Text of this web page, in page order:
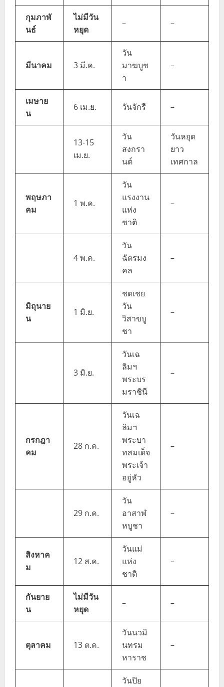
กุมภาพั
นธ์
ไม่มีวัน
หยุด
– –
มีนาคม 3 มี.ค.
วัน
มาฆบูช
า
–
เมษาย
น
6 เม.ย. วันจักรี –
13-15
เม.ย.
วัน
สงกรา
นต์
วันหยุด
ยาว
เทศกาล
พฤษภา
คม
1 พ.ค.
วัน
แรงงาน
แห่ง
ชาติ
–
4 พ.ค.
วัน
ฉัตรมง
คล
–
มิถุนาย
น
1 มิ.ย.
ชดเชย
วัน
วิสาขบู
ชา
–
3 มิ.ย.
วันเฉ
ลิมฯ
พระบร
มราชินี
–
กรกฎา
คม
28 ก.ค.
วันเฉ
ลิมฯ
พระบา
ทสมเด็จ
พระเจ้า
อยู่หัว
–
29 ก.ค.
วัน
อาสาฬ
หบูชา
–
สิงหาค
ม
12 ส.ค.
วันแม่
แห่ง
ชาติ
–
กันยาย
น
ไม่มีวัน
หยุด
– –
ตุลาคม 13 ต.ค.
วันนวมิ
นทรม
หาราช
–
วันปิย